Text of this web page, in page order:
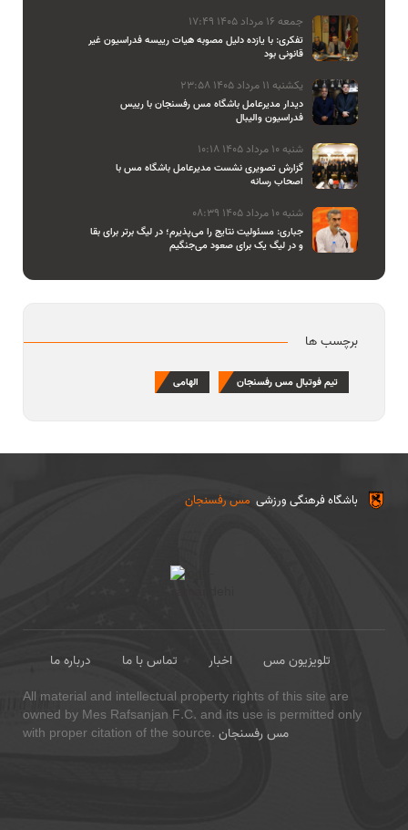
جمعه 16 مرداد 1405 17:49
تفکری: با یازده دلیل مصوبه هیات رییسه فدراسیون غیر
قانونی بود
یکشنبه 11 مرداد 1405 23:58
دیدار مدیرعامل باشگاه مس رفسنجان با رییس
فدراسیون والیبال
شنبه 10 مرداد 1405 10:18
گزارش تصویری نشست مدیرعامل باشگاه مس با
اصحاب رسانه
شنبه 10 مرداد 1405 08:39
جباری: مسئولیت نتایج را می‌پذیرم؛ در لیگ برتر برای بقا
و در لیگ یک برای صعود می‌جنگیم
برچسب ها
تیم فوتبال مس رفسنجان الهامی
مس رفسنجان باشگاه فرهنگی ورزشی
درباره ما تماس با ما اخبار
تلویزیون مس
All material and intellectual property rights of this site are
owned by Mes Rafsanjan F.C. and its use is permitted only
with proper citation of the source. مس رفسنجان